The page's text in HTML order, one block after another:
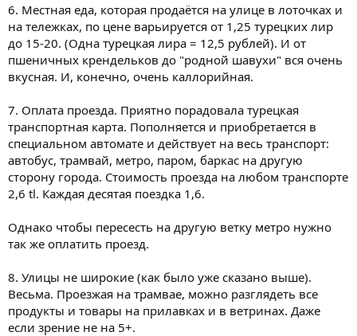
6. Местная еда, которая продаётся на улице в лоточках и
на тележках, по цене варьируется от 1,25 турецких лир
до 15-20. (Одна турецкая лира = 12,5 рублей). И от
пшеничных крендельков до "родной шавухи" вся очень
вкусная. И, конечно, очень каллорийная.
7. Оплата проезда. Приятно порадовала турецкая
транспортная карта. Пополняется и приобретается в
специальном автомате и действует на весь транспорт:
автобус, трамвай, метро, паром, баркас на другую
сторону города. Стоимость проезда на любом транспорте
2,6 tl. Каждая десятая поездка 1,6.
Однако чтобы пересесть на другую ветку метро нужно
так же оплатить проезд.
8. Улицы не широкие (как было уже сказано выше).
Весьма. Проезжая на трамвае, можно разглядеть все
продукты и товары на прилавках и в ветринах. Даже
если зрение не на 5+.